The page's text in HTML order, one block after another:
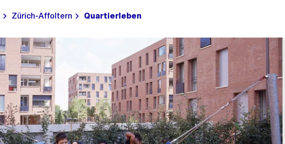
Zürich-Affoltern Quartierleben